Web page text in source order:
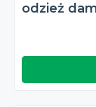
odzież